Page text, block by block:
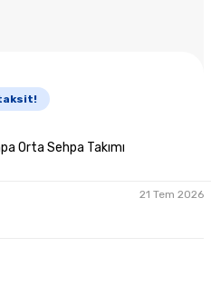
Orta Sehpa Takımı
21 Tem 2026